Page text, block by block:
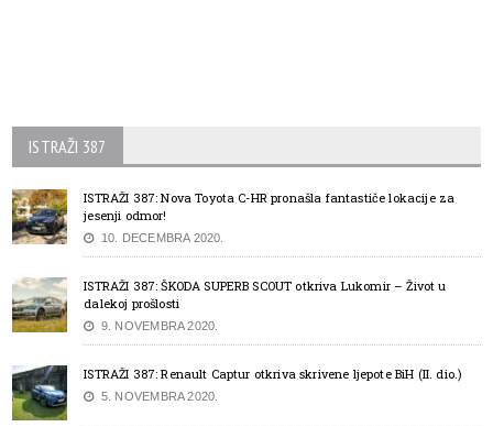
ISTRAŽI 387
ISTRAŽI 387: Nova Toyota C-HR pronašla fantastiče lokacije za
jesenji odmor!
10. DECEMBRA 2020.
ISTRAŽI 387: ŠKODA SUPERB SCOUT otkriva Lukomir – Život u
dalekoj prošlosti
9. NOVEMBRA 2020.
ISTRAŽI 387: Renault Captur otkriva skrivene ljepote BiH (II. dio.)
5. NOVEMBRA 2020.